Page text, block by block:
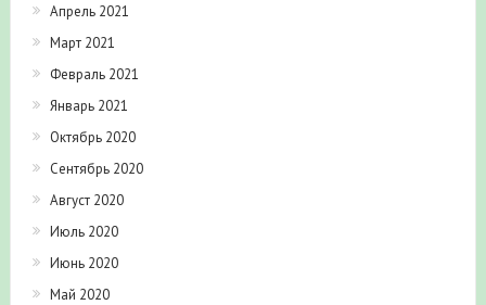
Апрель 2021
Март 2021
Февраль 2021
Январь 2021
Октябрь 2020
Сентябрь 2020
Август 2020
Июль 2020
Июнь 2020
Май 2020